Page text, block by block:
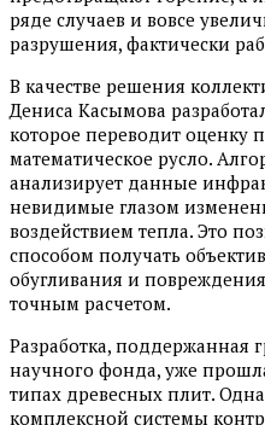
ряде случаев и вовсе
разрушения, фактически
В качестве решения
Дениса Касымова
которое переводит оценку
математическое русло.
анализирует данные
невидимые глазом
воздействием тепла. Это
способом получать
обугливания и
точным расчетом.
Разработка, поддержанная
научного фонда, уже
типах древесных плит.
комплексной системы